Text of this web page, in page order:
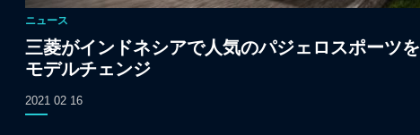
ニュース
三菱がインドネシアで人気のパジェロスポーツを
モデルチェンジ
2021 02 16